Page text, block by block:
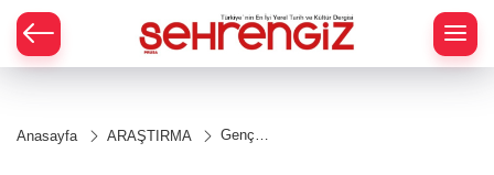
Anasayfa ARAŞTIRMA
Genç